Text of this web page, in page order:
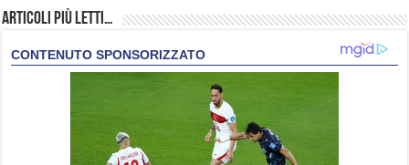
Articoli più Letti…